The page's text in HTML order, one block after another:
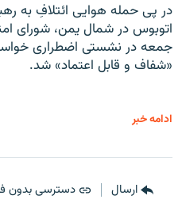
در پی حمله هوایی ائتلافِ به
اتوبوس در شمال یمن، شورای
جمعه در نشستی اضطراری
«شفاف و قابل اعتماد» شد.
ادامه خبر
ارسال دسترسی بدون